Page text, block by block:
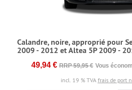
Calandre, noire, approprié pour
2009 - 2012 et Altea 5P 2009 -
49,94 € RRP 59,95 € Vous
incl. 19 % TVA frais de port